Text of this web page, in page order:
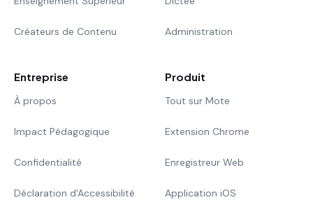
Créateurs de Contenu Administration
Entreprise
À propos
Impact Pédagogique
Confidentialité
Déclaration d'Accessibilité
Produit
Tout sur Mote
Extension Chrome
Enregistreur Web
Application iOS